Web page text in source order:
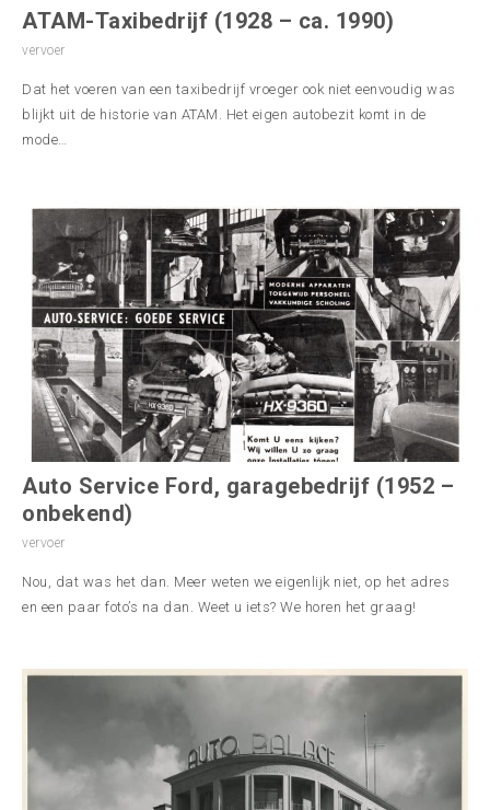
ATAM-Taxibedrijf (1928 – ca. 1990)
vervoer
Dat het voeren van een taxibedrijf vroeger ook niet eenvoudig was
blijkt uit de historie van ATAM. Het eigen autobezit komt in de
mode…
Auto Service Ford, garagebedrijf (1952 –
onbekend)
vervoer
Nou, dat was het dan. Meer weten we eigenlijk niet, op het adres
en een paar foto’s na dan. Weet u iets? We horen het graag!